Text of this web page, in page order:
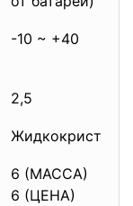
-10 ~ +40
2,5
6 (МАССА)
6 (ЦЕНА)